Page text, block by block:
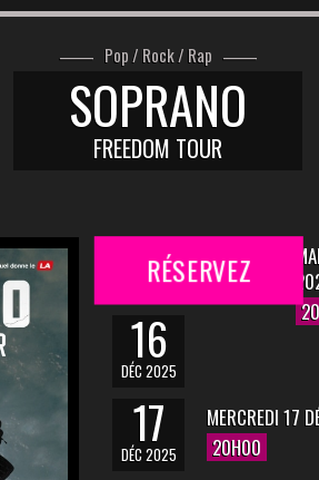
Pop / Rock / Rap
SOPRANO
FREEDOM TOUR
RÉSERVEZ
16
DÉC 2025
17
DÉC 2025
MERCREDI 17
20H00